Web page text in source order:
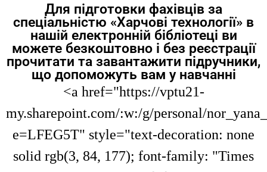
Для підготовки фахівців за
спеціальністю «Харчові технології» в
нашій електронній бібліотеці ви
можете безкоштовно і без реєстрації
прочитати та завантажити підручники,
що допоможуть вам у навчанні
<a href="https://vptu21-
my.sharepoint.com/:w:/g/personal/
e=LFEG5T" style="text-decoration: none
solid rgb(3, 84, 177); font-family: "Times